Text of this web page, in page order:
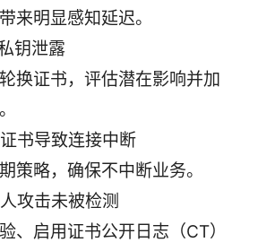
来明显感知延迟。
钥泄露
换证书，评估潜在影响并加
书导致连接中断
策略，确保不中断业务。
攻击未被检测
、启用证书公开日志（CT）